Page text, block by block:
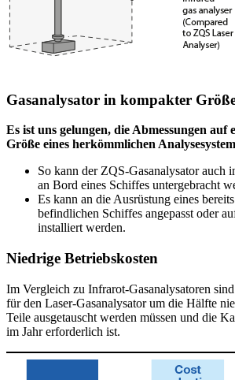
Gasanalysator in kompakter
Es ist uns gelungen, die Abmessungen auf
Größe eines herkömmlichen
So kann der ZQS-Gasanalysator auch
an Bord eines Schiffes untergebracht
Es kann an die Ausrüstung eines
befindlichen Schiffes angepasst oder
installiert werden.
Niedrige Betriebskosten
Im Vergleich zu Infrarot-Gasanalysatoren
für den Laser-Gasanalysator um die Hälfte
Teile ausgetauscht werden müssen und die
im Jahr erforderlich ist.